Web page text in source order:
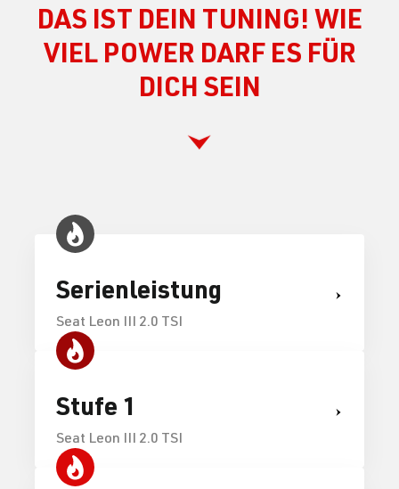
DAS IST DEIN TUNING! WIE
VIEL POWER DARF ES FÜR
DICH SEIN
Serienleistung
Seat Leon III 2.0 TSI
Stufe 1
Seat Leon III 2.0 TSI